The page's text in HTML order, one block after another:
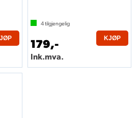
4tilgjengelig
179,-
Ink.mva.
KJØP